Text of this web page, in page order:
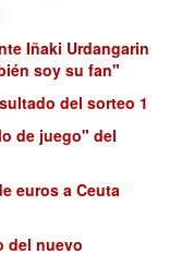
Iñaki Urdangarin
soy su fan"
del sorteo 1
de juego" del
euros a Ceuta
del nuevo